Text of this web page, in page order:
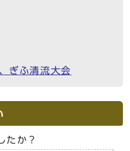
ぎふ清流大会
たか？